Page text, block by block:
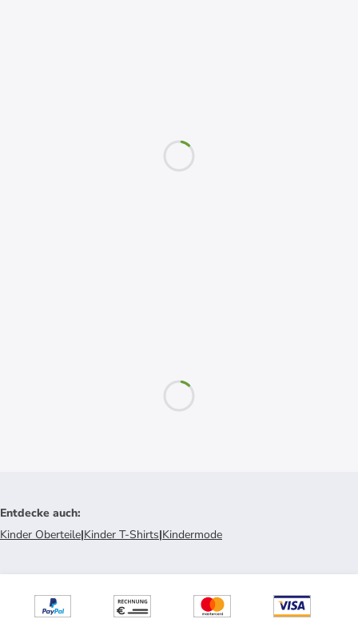
Entdecke auch:
Kinder Oberteile|Kinder T-Shirts|Kindermode